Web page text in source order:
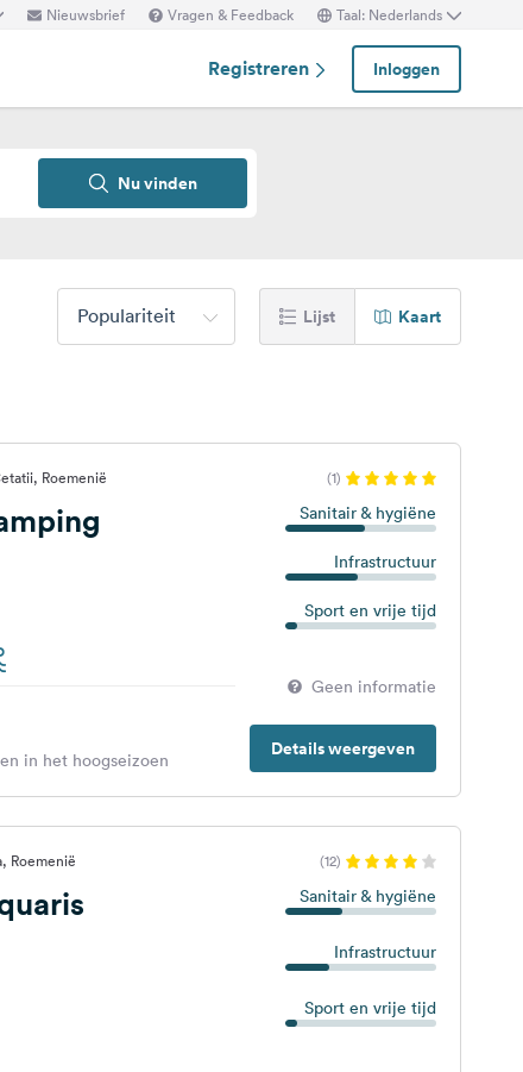
Nieuwsbrief Vragen & Feedback Taal: Nederlands
Registreren Inloggen
Nu vinden
Populariteit Lijst Kaart
Roemenië (1)
Sanitair & hygiëne
Infrastructuur
Sport en vrije tijd
Geen informatie
Details weergeven
in het hoogseizoen
Roemenië (12)
Sanitair & hygiëne
Infrastructuur
Sport en vrije tijd